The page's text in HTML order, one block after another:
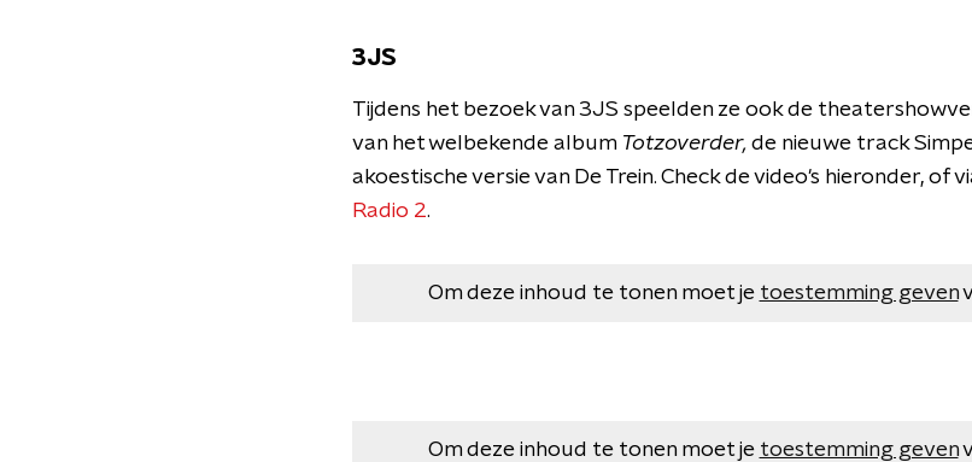
3JS
Tijdens het bezoek van 3JS speelden ze ook de
van het welbekende album Totzoverder, de nieuwe track
akoestische versie van De Trein. Check de video's hieronder, of
Radio 2.
Om deze inhoud te tonen moet je toestemming geven
Om deze inhoud te tonen moet je toestemming geven